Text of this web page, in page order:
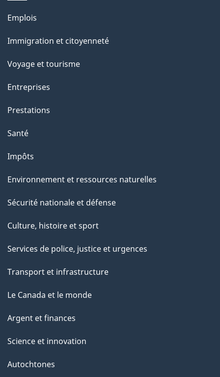
Thèmes
sujets
Emplois
Immigration et citoyenneté
Voyage et tourisme
Entreprises
Prestations
Santé
Impôts
Environnement et ressources naturelles
Sécurité nationale et défense
Culture, histoire et sport
Services de police, justice et urgences
Transport et infrastructure
Le Canada et le monde
Argent et finances
Science et innovation
Autochtones